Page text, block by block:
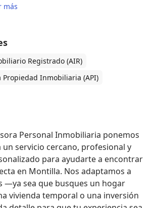
más
Registrado (AIR)
Propiedad Inmobiliaria (API)
Personal Inmobiliaria ponemos
servicio cercano, profesional y
para ayudarte a encontrar
en Montilla. Nos adaptamos a
—ya sea que busques un hogar
vivienda temporal o una inversión